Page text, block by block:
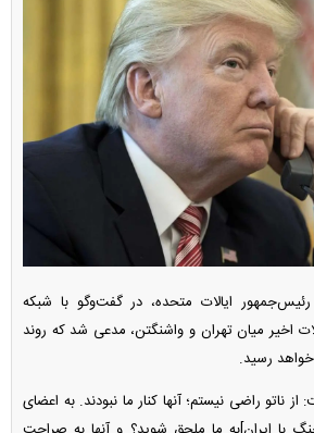
رئیس‌جمهور ایالات متحده، در گفت‌و‌گو با شبکه
اخیر میان تهران و واشنگتن، مدعی شد که روند
خواهد رسید.
ناتو راضی نیستم؛ آنها کنار ما نبودند. به اعضای